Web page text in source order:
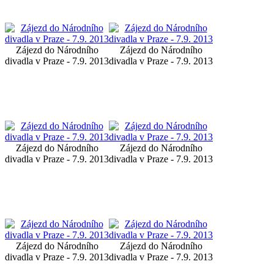
Zájezd do Národního
divadla v Praze - 7.9. 2013
Zájezd do Národního
divadla v Praze - 7.9. 2013
Zájezd do Národního
divadla v Praze - 7.9. 2013
Zájezd do Národního
divadla v Praze - 7.9. 2013
Zájezd do Národního
divadla v Praze - 7.9. 2013
Zájezd do Národního
divadla v Praze - 7.9. 2013